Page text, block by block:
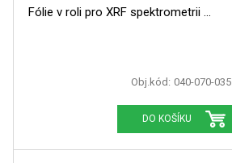
Fólie v roli pro XRF spektrometrii
Obj.kód: 040-070-035
DO KOŠÍKU